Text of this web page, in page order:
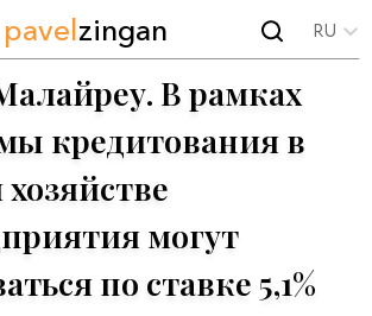
pavelzingan RU
В рамках
кредитования в
могут
по ставке 5,1%